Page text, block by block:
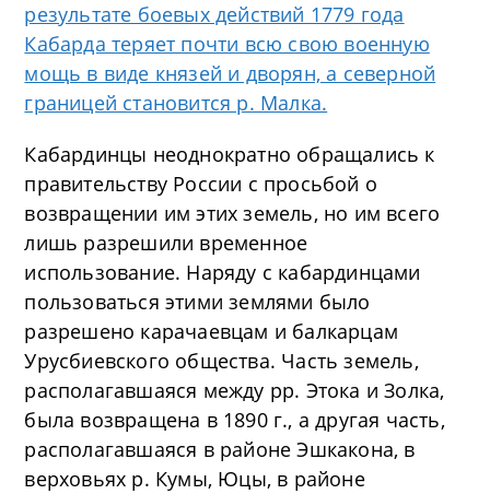
результате боевых действий 1779 года
Кабарда теряет почти всю свою военную
мощь в виде князей и дворян, а северной
границей становится р. Малка.
Кабардинцы неоднократно обращались к
правительству России с просьбой о
возвращении им этих земель, но им всего
лишь разрешили временное
использование. Наряду с кабардинцами
пользоваться этими землями было
разрешено карачаевцам и балкарцам
Урусбиевского общества. Часть земель,
располагавшаяся между рр. Этока и Золка,
была возвращена в 1890 г., а другая часть,
располагавшаяся в районе Эшкакона, в
верховьях р. Кумы, Юцы, в районе